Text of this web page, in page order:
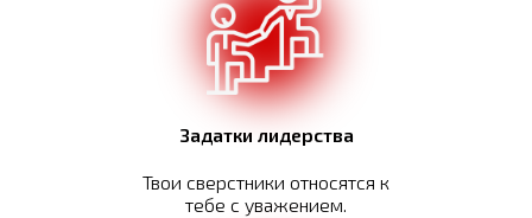
Задатки лидерства
Твои сверстники относятся к
тебе с уважением.